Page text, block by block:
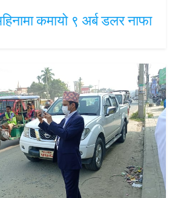
कमायो ९ अर्ब डलर नाफा